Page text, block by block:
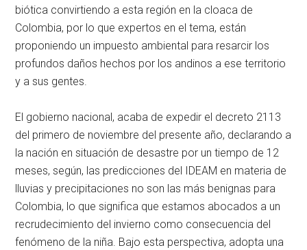
biótica convirtiendo a esta región en la cloaca de
Colombia, por lo que expertos en el tema, están
proponiendo un impuesto ambiental para resarcir los
profundos daños hechos por los andinos a ese territorio
y a sus gentes.
El gobierno nacional, acaba de expedir el decreto 2113
del primero de noviembre del presente año, declarando a
la nación en situación de desastre por un tiempo de 12
meses, según, las predicciones del IDEAM en materia de
lluvias y precipitaciones no son las más benignas para
Colombia, lo que significa que estamos abocados a un
recrudecimiento del invierno como consecuencia del
fenómeno de la niña. Bajo esta perspectiva, adopta una